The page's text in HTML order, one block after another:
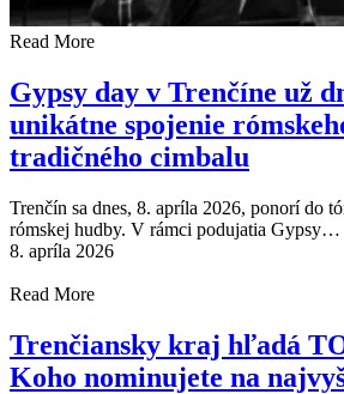
Read More
Gypsy day v Trenčíne už
unikátne spojenie
tradičného cimbalu
Trenčín sa dnes, 8. apríla 2026, ponorí do
rómskej hudby. V rámci podujatia Gypsy…
8. apríla 2026
Read More
Trenčiansky kraj hľadá
Koho nominujete na